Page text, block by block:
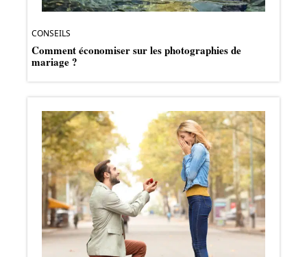
CONSEILS
Comment économiser sur les photographies de
mariage ?